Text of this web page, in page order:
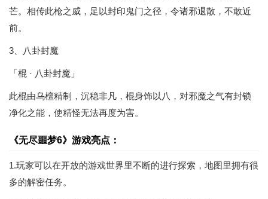
芒。相传此枪之威，足以封印鬼门之径，令诸邪退散，不敢近
前。
3、八卦封魔
「棍 · 八卦封魔」
此棍由乌檀精制，沉稳非凡，棍身饰以八，对邪魔之气有封锁
净化之能，使精怪无法再度为害。
《无尽噩梦6》游戏亮点：
1.玩家可以在开放的游戏世界里不断的进行探索，地图里拥有很
多的解密任务。